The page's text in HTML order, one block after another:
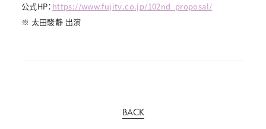
公式HP： https://www.fujitv.co.jp/102nd_proposal/
※ 太田駿静 出演
BACK